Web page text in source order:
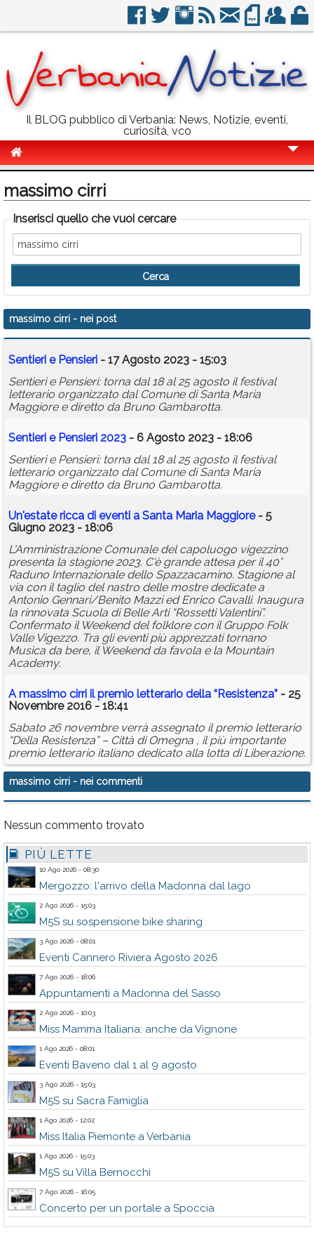
Il BLOG pubblico di Verbania: News, Notizie, eventi,
curiosità, vco
Politica
Sport
Eventi
Info Utili
Rubriche
Calendario
Annunci
massimo cirri
Inserisci quello che vuoi cercare
massimo cirri - nei post
Sentieri e Pensieri - 17 Agosto 2023 - 15:03
Sentieri e Pensieri: torna dal 18 al 25 agosto il festival
letterario organizzato dal Comune di Santa Maria
Maggiore e diretto da Bruno Gambarotta.
Sentieri e Pensieri 2023 - 6 Agosto 2023 - 18:06
Sentieri e Pensieri: torna dal 18 al 25 agosto il festival
letterario organizzato dal Comune di Santa Maria
Maggiore e diretto da Bruno Gambarotta.
Un'estate ricca di eventi a Santa Maria Maggiore- 5
Giugno 2023 - 18:06
L'Amministrazione Comunale del capoluogo vigezzino
presenta la stagione 2023. C'è grande attesa per il 40°
Raduno Internazionale dello Spazzacamino. Stagione al
via con il taglio del nastro delle mostre dedicate a
Antonio Gennari/Benito Mazzi ed Enrico Cavalli. Inaugura
la rinnovata Scuola di Belle Arti “Rossetti Valentini”.
Confermato il Weekend del folklore con il Gruppo Folk
Valle Vigezzo. Tra gli eventi più apprezzati tornano
Musica da bere, il Weekend da favola e la Mountain
Academy.
Amassimo cirri il premio letterario della “Resistenza” - 25
Novembre 2016 - 18:41
Sabato 26 novembre verrà assegnato il premio letterario
“Della Resistenza” – Città di Omegna , il più importante
premio letterario italiano dedicato alla lotta di Liberazione.
massimo cirri - nei commenti
Nessun commento trovato
PIÙ LETTE
10 Ago 2026 - 08:30
Mergozzo: l'arrivo della Madonna dal lago
2 Ago 2026 - 15:03
M5S su sospensione bike sharing
3 Ago 2026 - 08:01
Eventi Cannero Riviera Agosto 2026
7 Ago 2026 - 18:06
Appuntamenti a Madonna del Sasso
2 Ago 2026 - 10:03
Miss Mamma Italiana: anche da Vignone
1 Ago 2026 - 08:01
Eventi Baveno dal 1 al 9 agosto
3 Ago 2026 - 15:03
M5S su Sacra Famiglia
1 Ago 2026 - 12:02
Miss Italia Piemonte a Verbania
1 Ago 2026 - 15:03
M5S su Villa Bernocchi
7 Ago 2026 - 16:05
Concerto per un portale a Spoccia